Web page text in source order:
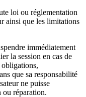
loi ou réglementation
ainsi que les limitations
immédiatement
la session en cas de
que sa responsabilité
ne puisse
ou réparation.